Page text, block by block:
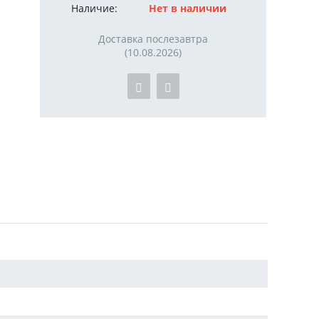
Наличие: Нет в наличии
Доставка послезавтра
(10.08.2026)